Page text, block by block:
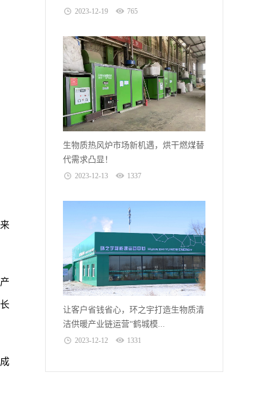
2023-12-19 765
生物质热风炉市场新机遇，烘干燃煤替
代需求凸显！
2023-12-13 1337
让客户省钱省心，环之宇打造生物质清
洁供暖产业链运营“鹤城模...
2023-12-12 1331